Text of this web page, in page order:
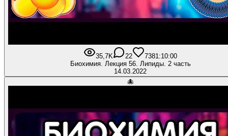
35,7K 22 7381:10:00
Биохимия. Лекция 56. Липиды. 2 часть
14.03.2022
🐙